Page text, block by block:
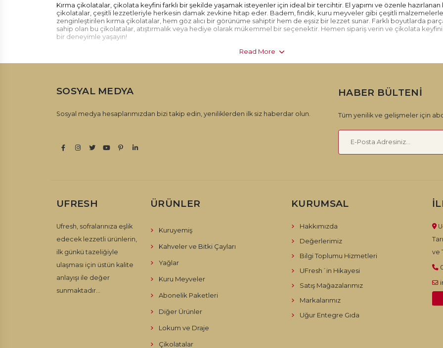
Kırma çikolatalar, çikolata keyfini farklı bir şekilde yaşamak isteyenler için ideal bir tercihtir. El yapımı ve özenle hazırlanan
çikolatalar, çeşitli lezzetleriyle herkesin damak zevkine hitap eder. Badem, fındık, kuru meyveler gibi çeşitli malzemelerle
zenginleştirilen kırma çikolatalar, hem göz alıcı bir görünüme sahiptir hem de eşsiz bir lezzet sunar. Farklı boyutlarda
sahip olan bu çikolatalar, atıştırmalık veya hediye olarak mükemmel bir seçenektir. Hemen sipariş verin ve çikolata keyfini
bir deneyimle yaşayın!
Read More
SOSYAL MEDYA
Sosyal medya hesaplarımızdan bizi takip edin, yeniliklerden ilk siz haberdar olun.
HABER BÜLTENI
Tüm yenilik ve gelişmeler için
UFRESH
Ufresh, sofralarınıza eşlik
edecek lezzetli ürünlerin,
ilk günkü tazeliğiyle
ulaşması için üstün kalite
anlayışı ile değer
sunmaktadır...
ÜRÜNLER
Kuruyemiş
Kahveler ve Bitki Çayları
Yağlar
Kuru Meyveler
Abonelik Paketleri
Diğer Ürünler
Lokum ve Draje
Çikolatalar
KURUMSAL
Hakkımızda
Değerlerimiz
Bilgi Toplumu Hizmetleri
UFresh´in Hikayesi
Satış Mağazalarımız
Markalarımız
Uğur Entegre Gıda
ve